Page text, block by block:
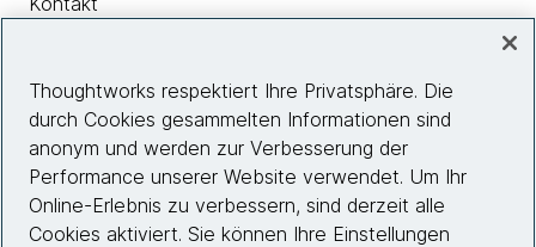
Insights
Site info
Thoughtworks respektiert Ihre Privatsphäre. Die
durch Cookies gesammelten Informationen sind
anonym und werden zur Verbesserung der
Performance unserer Website verwendet. Um Ihr
Online-Erlebnis zu verbessern, sind derzeit alle
Cookies aktiviert. Sie können Ihre Einstellungen